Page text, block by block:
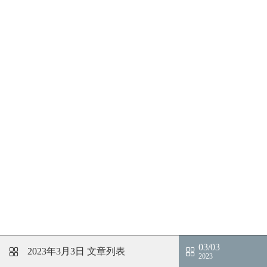
2023年3月3日 文章列表 03/03
2023